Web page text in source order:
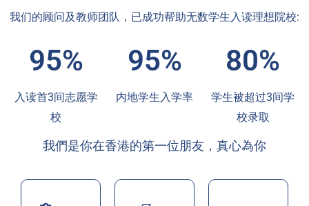
我们的顾问及教师团队，已成功帮助无数学生入读理想院校:
95%
入读首3间志愿学
校
95%
内地学生入学率
80%
学生被超过3间学
校录取
我們是你在香港的第一位朋友，真心為你